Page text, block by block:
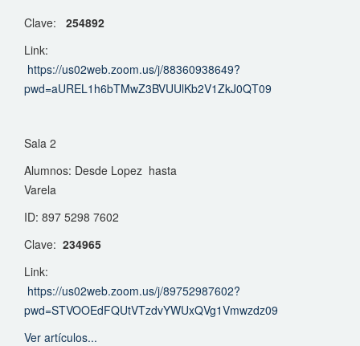
Clave: 254892
Link:
https://us02web.zoom.us/j/88360938649?
pwd=aUREL1h6bTMwZ3BVUUlKb2V1ZkJ0QT09
Sala 2
Alumnos: Desde Lopez hasta
Varela
ID: 897 5298 7602
Clave: 234965
Link:
https://us02web.zoom.us/j/89752987602?
pwd=STVOOEdFQUtVTzdvYWUxQVg1Vmwzdz09
Ver artículos...